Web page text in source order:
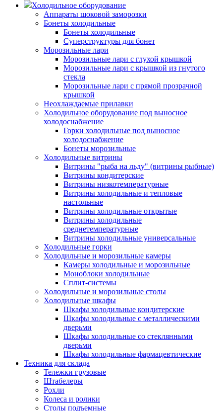
Холодильное оборудование
Аппараты шоковой заморозки
Бонеты холодильные
Бонеты холодильные
Суперструктуры для бонет
Морозильные лари
Морозильные лари с глухой крышкой
Морозильные лари с крышкой из гнутого
стекла
Морозильные лари с прямой прозрачной
крышкой
Неохлаждаемые прилавки
Холодильное оборудование под выносное
холодоснабжение
Горки холодильные под выносное
холодоснабжение
Бонеты морозильные
Холодильные витрины
Витрины "рыба на льду" (витрины рыбные)
Витрины кондитерские
Витрины низкотемпературные
Витрины холодильные и тепловые
настольные
Витрины холодильные открытые
Витрины холодильные
среднетемпературные
Витрины холодильные универсальные
Холодильные горки
Холодильные и морозильные камеры
Камеры холодильные и морозильные
Моноблоки холодильные
Сплит-системы
Холодильные и морозильные столы
Холодильные шкафы
Шкафы холодильные кондитерские
Шкафы холодильные с металлическими
дверьми
Шкафы холодильные со стеклянными
дверьми
Шкафы холодильные фармацевтические
Техника для склада
Тележки грузовые
Штабелеры
Рохли
Колеса и ролики
Столы подъемные